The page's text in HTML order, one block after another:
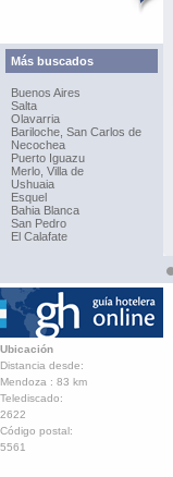
Más buscados
Buenos Aires
Salta
Olavarria
Bariloche, San Carlos de
Necochea
Puerto Iguazu
Merlo, Villa de
Ushuaia
Esquel
Bahia Blanca
San Pedro
El Calafate
Ubicación
Distancia desde:
Mendoza : 83 km
Telediscado:
2622
Código postal:
5561